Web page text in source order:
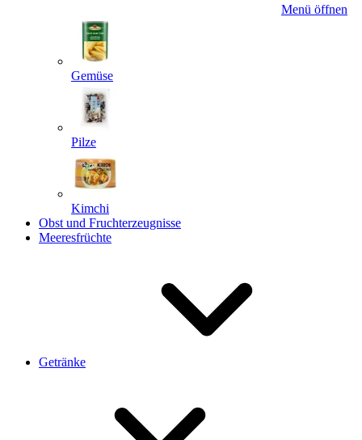
Menü öffnen
Gemüse
Pilze
Kimchi
Obst und Fruchterzeugnisse
Meeresfrüchte
Getränke